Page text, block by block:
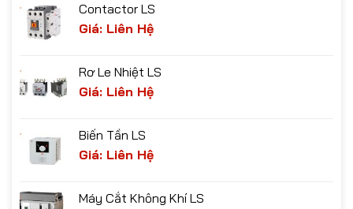
Contactor LS
Giá: Liên Hệ
Rơ Le Nhiệt LS
Giá: Liên Hệ
Biến Tần LS
Giá: Liên Hệ
Máy Cắt Không Khí LS